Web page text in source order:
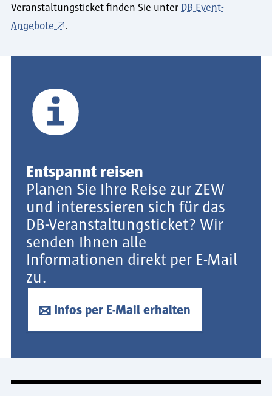
Veranstaltungsticket finden Sie unter DB Event-
Angebote
.
Entspannt reisen
Planen Sie Ihre Reise zur ZEW
und interessieren sich für das
DB-Veranstaltungsticket? Wir
senden Ihnen alle
Informationen direkt per E-Mail
zu.
Infos per E-Mail erhalten